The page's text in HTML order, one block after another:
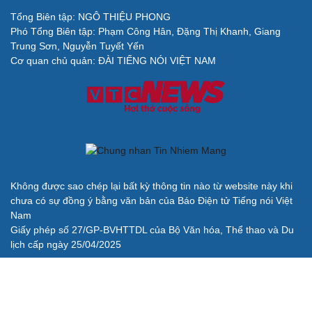
Cải chính
Tổng Biên tập: NGÔ THIỆU PHONG
Phó Tổng Biên tập: Phạm Công Hân, Đặng Thị Khanh, Giang
Trung Sơn, Nguyễn Tuyết Yến
Cơ quan chủ quản: ĐÀI TIẾNG NÓI VIỆT NAM
Không được sao chép lại bất kỳ thông tin nào từ website này khi
chưa có sự đồng ý bằng văn bản của Báo Điện tử Tiếng nói Việt
Nam
Giấy phép số 27/GP-BVHTTDL của Bộ Văn hóa, Thể thao và Du
lịch cấp ngày 25/04/2025